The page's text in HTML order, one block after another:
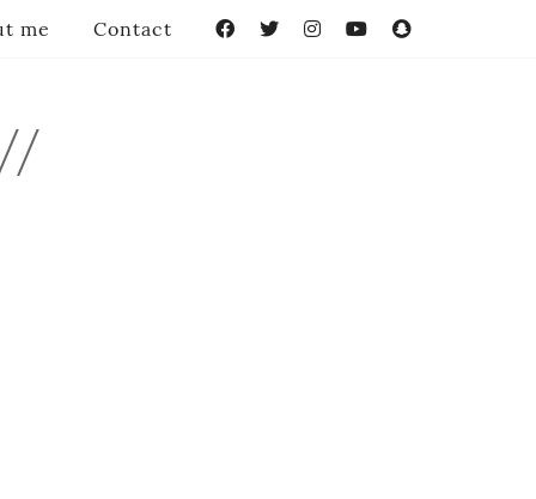
me Contact FacebookTwitterInstagramYouTube